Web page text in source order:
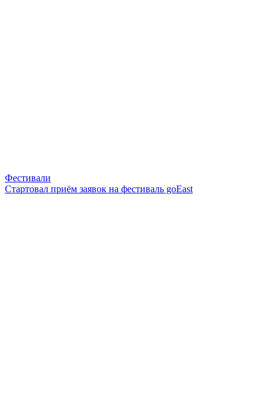
Фестивали
Стартовал приём заявок на фестиваль goEast